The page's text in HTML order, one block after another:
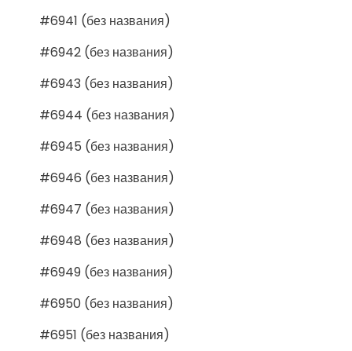
#6941 (без названия)
#6942 (без названия)
#6943 (без названия)
#6944 (без названия)
#6945 (без названия)
#6946 (без названия)
#6947 (без названия)
#6948 (без названия)
#6949 (без названия)
#6950 (без названия)
#6951 (без названия)